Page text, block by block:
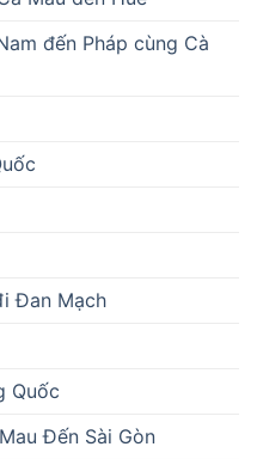
đến Pháp cùng Cà
Đan Mạch
Quốc
Đến Sài Gòn